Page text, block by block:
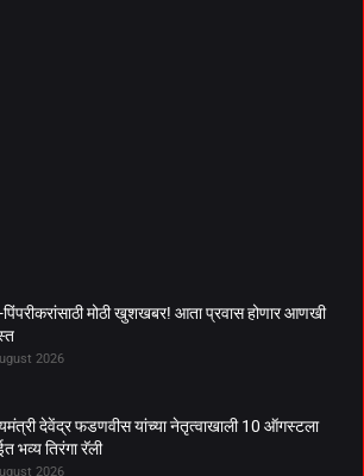
मोठी खुशखबर! आता प्रवास होणार आणखी
2026
देवेंद्र फडणवीस यांच्या नेतृत्वाखाली 10 ऑगस्टला
भव्य तिरंगा रॅली
2026